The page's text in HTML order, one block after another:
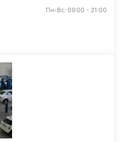
Пн-Вс: 09:00 - 21:00